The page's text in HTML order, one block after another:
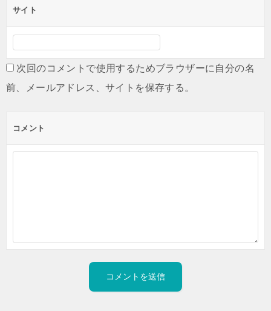
サイト
次回のコメントで使用するためブラウザーに自分の名
前、メールアドレス、サイトを保存する。
コメント